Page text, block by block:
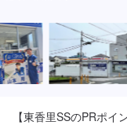
【東香里SSのPRポイ